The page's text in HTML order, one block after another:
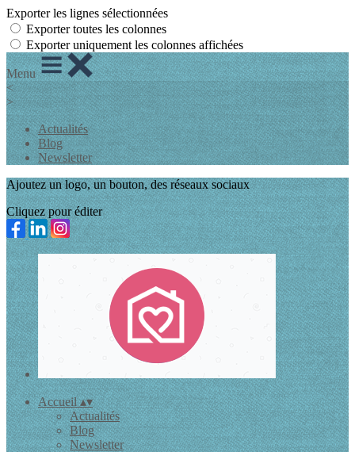
Exporter les lignes sélectionnées
Exporter toutes les colonnes
Exporter uniquement les colonnes affichées
Menu
<
>
Actualités
Blog
Newsletter
Ajoutez un logo, un bouton, des réseaux sociaux
Cliquez pour éditer
Accueil▴▾
Actualités
Blog
Newsletter